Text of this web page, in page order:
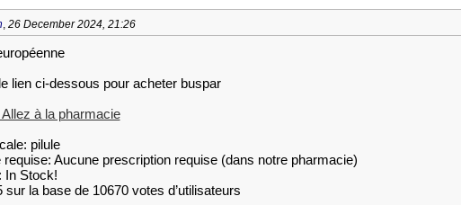
, 26 December 2024, 21:26
lien ci-dessous pour acheter buspar
à la pharmacie
pilule
requise: Aucune prescription requise (dans notre pharmacie)
In Stock!
sur la base de 10670 votes d’utilisateurs